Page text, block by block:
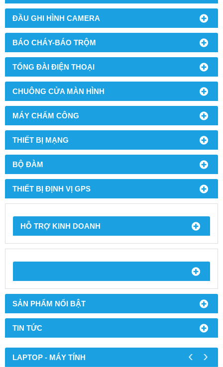
ĐẦU GHI HÌNH CAMERA
BÁO CHÁY-BÁO TRỘM
TỔNG ĐÀI ĐIỆN THOẠI
CHUÔNG CỬA MÀN HÌNH
MÁY CHẤM CÔNG
THIẾT BỊ MẠNG
BỘ ĐÀM
THIẾT BỊ ĐỊNH VỊ GPS
HỖ TRỢ KINH DOANH
SẢN PHẨM NỔI BẬT
TIN TỨC
LAPTOP - MÁY TÍNH ‹ ›